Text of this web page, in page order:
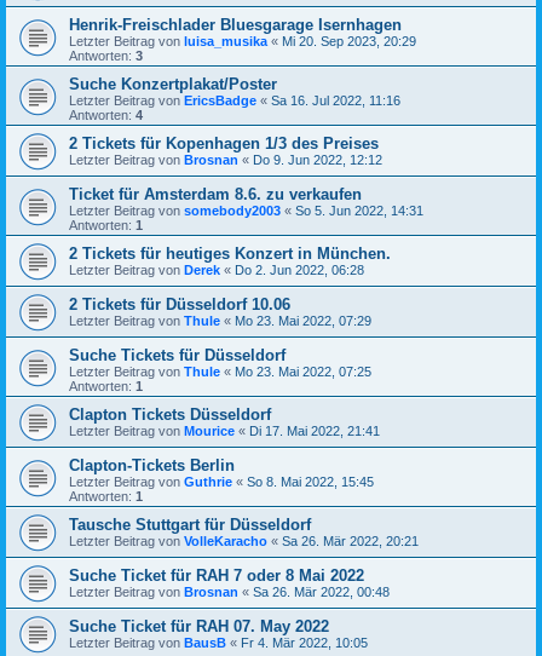
Henrik-Freischlader Bluesgarage Isernhagen
Letzter Beitrag von luisa_musika « Mi 20. Sep 2023, 20:29
Antworten: 3
Suche Konzertplakat/Poster
Letzter Beitrag von EricsBadge « Sa 16. Jul 2022, 11:16
Antworten: 4
2 Tickets für Kopenhagen 1/3 des Preises
Letzter Beitrag von Brosnan « Do 9. Jun 2022, 12:12
Ticket für Amsterdam 8.6. zu verkaufen
Letzter Beitrag von somebody2003 « So 5. Jun 2022, 14:31
Antworten: 1
2 Tickets für heutiges Konzert in München.
Letzter Beitrag von Derek « Do 2. Jun 2022, 06:28
2 Tickets für Düsseldorf 10.06
Letzter Beitrag von Thule « Mo 23. Mai 2022, 07:29
Suche Tickets für Düsseldorf
Letzter Beitrag von Thule « Mo 23. Mai 2022, 07:25
Antworten: 1
Clapton Tickets Düsseldorf
Letzter Beitrag von Mourice « Di 17. Mai 2022, 21:41
Clapton-Tickets Berlin
Letzter Beitrag von Guthrie « So 8. Mai 2022, 15:45
Antworten: 1
Tausche Stuttgart für Düsseldorf
Letzter Beitrag von VolleKaracho « Sa 26. Mär 2022, 20:21
Suche Ticket für RAH 7 oder 8 Mai 2022
Letzter Beitrag von Brosnan « Sa 26. Mär 2022, 00:48
Suche Ticket für RAH 07. May 2022
Letzter Beitrag von BausB « Fr 4. Mär 2022, 10:05